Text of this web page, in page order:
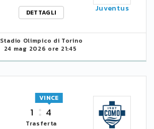
DETTAGLI
Juventus
Stadio Olimpico di Torino
24 mag 2026 ore 21:45
1 4
VINCE
Trasferta